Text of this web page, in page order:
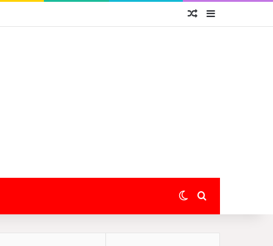
Random Article
Switch skin